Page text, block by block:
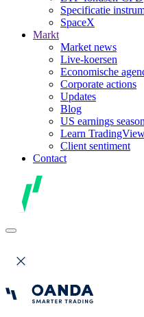
Specificatie
SpaceX
Markt
Market news
Live-koersen
Economische
Corporate actions
Updates
Blog
US earnings season
Learn
Client sentiment
Contact